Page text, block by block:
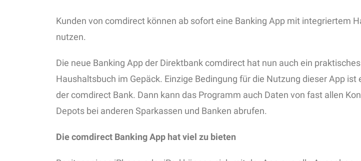
Kunden von comdirect können ab sofort eine Banking App mit integriertem
nutzen.
Die neue Banking App der Direktbank comdirect hat nun auch ein praktisches
Haushaltsbuch im Gepäck. Einzige Bedingung für die Nutzung dieser App ist
der comdirect Bank. Dann kann das Programm auch Daten von fast allen
Depots bei anderen Sparkassen und Banken abrufen.
Die comdirect Banking App hat viel zu bieten